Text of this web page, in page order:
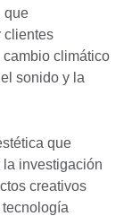
que
clientes
climático
sonido y la
que
investigación
creativos